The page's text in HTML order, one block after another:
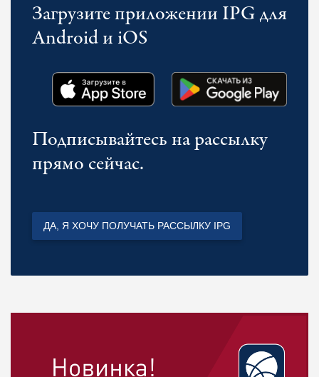
Загрузите приложении IPG для
Android и iOS
Подписывайтесь на рассылку
прямо сейчас.
ДА, Я ХОЧУ ПОЛУЧАТЬ РАССЫЛКУ IPG